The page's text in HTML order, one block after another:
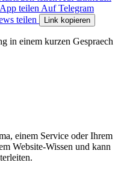
teilen Auf Telegram
teilen Link kopieren
in einem kurzen Gespraech
einem Service oder Ihrem
Website-Wissen und kann